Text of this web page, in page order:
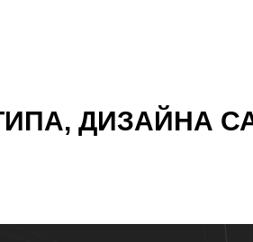
ДИЗАЙНА